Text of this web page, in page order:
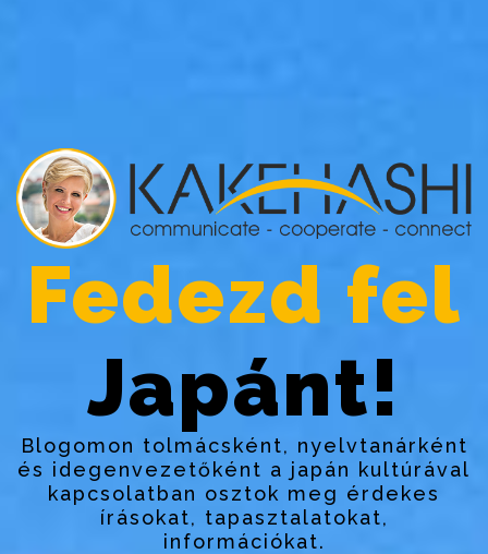
Fedezd fel
Japánt!
Blogomon tolmácsként, nyelvtanárként
és idegenvezetőként a japán kultúrával
kapcsolatban osztok meg érdekes
írásokat, tapasztalatokat,
információkat.